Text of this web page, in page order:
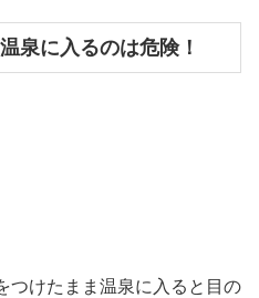
泉に入るのは危険！
つけたまま温泉に入ると目の